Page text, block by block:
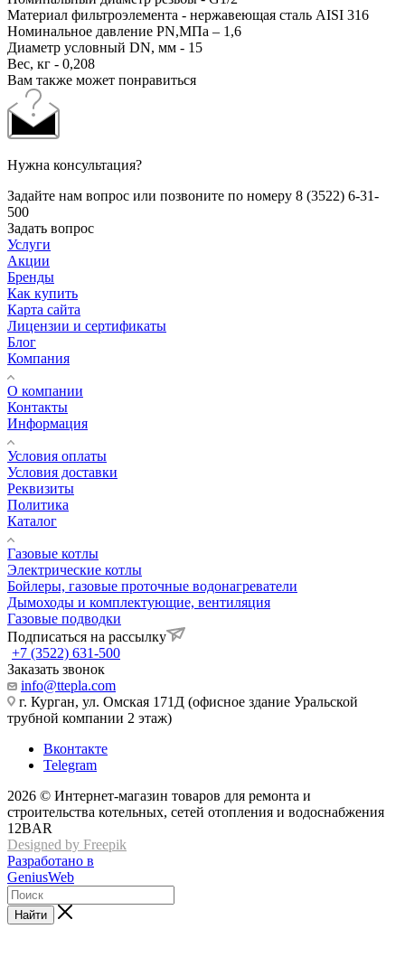
Материал фильтроэлемента - нержавеющая сталь AISI 316
Номинальное давление PN,МПа – 1,6
Диаметр условный DN, мм - 15
Вес, кг - 0,208
Вам также может понравиться
Нужна консультация?
Задайте нам вопрос или позвоните по номеру 8 (3522) 6-31-
500
Задать вопрос
Услуги
Акции
Бренды
Как купить
Карта сайта
Лицензии и сертификаты
Блог
Компания
О компании
Контакты
Информация
Условия оплаты
Условия доставки
Реквизиты
Политика
Каталог
Газовые котлы
Электрические котлы
Бойлеры, газовые проточные водонагреватели
Дымоходы и комплектующие, вентиляция
Газовые подводки
Подписаться на рассылку
+7 (3522) 631-500
Заказать звонок
info@ttepla.com
г. Курган, ул. Омская 171Д (офисное здание Уральской
трубной компании 2 этаж)
Вконтакте
Telegram
2026 © Интернет-магазин товаров для ремонта и
строительства котельных, сетей отопления и водоснабжения
12BAR
Designed by Freepik
Разработано в
GeniusWeb
Найти